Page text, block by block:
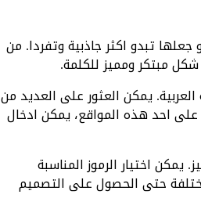
تبدو اكثر جاذبية وتفردا. من
شكل مبتكر ومميز للكلمة.
يمكن العثور على العديد من
احد هذه المواقع، يمكن ادخال
اختيار الرموز المناسبة
حتى الحصول على التصميم